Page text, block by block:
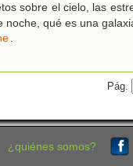
sobre el cielo, las
qué es una
.
Pág.
¿quiénes somos?